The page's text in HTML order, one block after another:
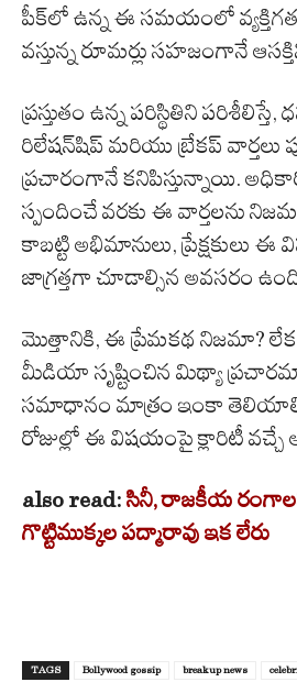
పీక్‌లో ఉన్న ఈ సమయంలో వ్యక్తిగత
వస్తున్న రూమర్లు సహజంగానే
ప్రస్తుతం ఉన్న పరిస్థితిని
రిలేషన్‌షిప్ మరియు బ్రేకప్ వార్తలు
ప్రచారంగానే కనిపిస్తున్నాయి.
స్పందించే వరకు ఈ వార్తలను
కాబట్టి అభిమానులు, ప్రేక్షకులు ఈ
జాగ్రత్తగా చూడాల్సిన అవసరం
మొత్తానికి, ఈ ప్రేమకథ నిజమా?
మీడియా సృష్టించిన మిథ్యా ప్రచారమా?
సమాధానం మాత్రం ఇంకా
రోజుల్లో ఈ విషయంపై క్లారిటీ వచ్చే
also read: సినీ, రాజకీయ
గొట్టిముక్కల పద్మారావు ఇక లేరు
TAGS Bollywood gossip breakup news